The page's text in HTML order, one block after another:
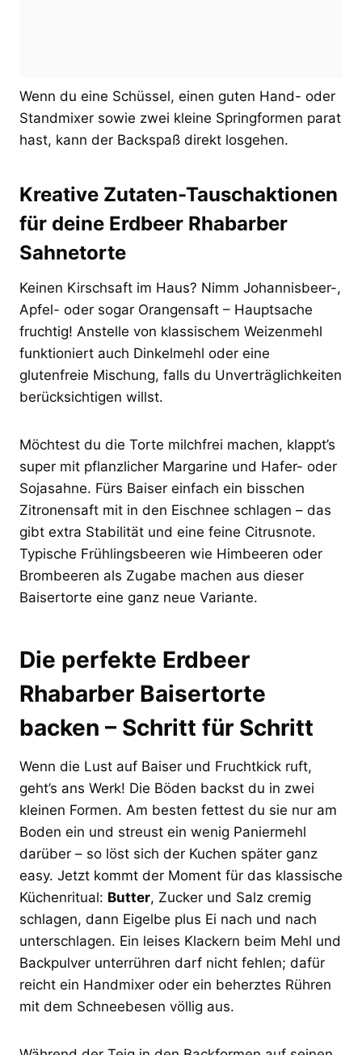
Wenn du eine Schüssel, einen guten Hand- oder
Standmixer sowie zwei kleine Springformen parat
hast, kann der Backspaß direkt losgehen.
Kreative Zutaten-Tauschaktionen
für deine Erdbeer Rhabarber
Sahnetorte
Keinen Kirschsaft im Haus? Nimm Johannisbeer-,
Apfel- oder sogar Orangensaft – Hauptsache
fruchtig! Anstelle von klassischem Weizenmehl
funktioniert auch Dinkelmehl oder eine
glutenfreie Mischung, falls du Unverträglichkeiten
berücksichtigen willst.
Möchtest du die Torte milchfrei machen, klappt’s
super mit pflanzlicher Margarine und Hafer- oder
Sojasahne. Fürs Baiser einfach ein bisschen
Zitronensaft mit in den Eischnee schlagen – das
gibt extra Stabilität und eine feine Citrusnote.
Typische Frühlingsbeeren wie Himbeeren oder
Brombeeren als Zugabe machen aus dieser
Baisertorte eine ganz neue Variante.
Die perfekte Erdbeer
Rhabarber Baisertorte
backen – Schritt für Schritt
Wenn die Lust auf Baiser und Fruchtkick ruft,
geht’s ans Werk! Die Böden backst du in zwei
kleinen Formen. Am besten fettest du sie nur am
Boden ein und streust ein wenig Paniermehl
darüber – so löst sich der Kuchen später ganz
easy. Jetzt kommt der Moment für das klassische
Küchenritual: Butter, Zucker und Salz cremig
schlagen, dann Eigelbe plus Ei nach und nach
unterschlagen. Ein leises Klackern beim Mehl und
Backpulver unterrühren darf nicht fehlen; dafür
reicht ein Handmixer oder ein beherztes Rühren
mit dem Schneebesen völlig aus.